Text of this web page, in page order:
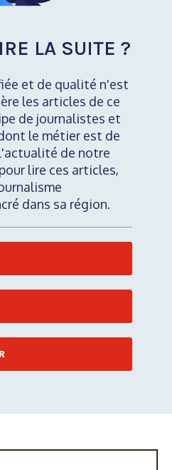
LA SUITE ?
et de qualité n'est
les articles de ce
de journalistes et
le métier est de
de notre
lire ces articles,
dans sa région.